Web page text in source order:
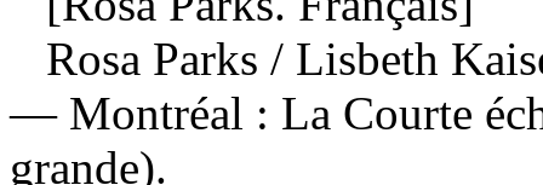
Rosa Parks / Lisbeth
— Montréal : La Courte
grande).